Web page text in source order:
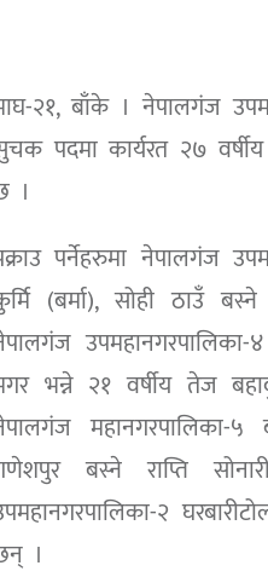
२१, बाँके । नेपालगंज
पदमा कार्यरत २७
।
पर्नेहरुमा नेपालगंज
(बर्मा), सोही ठाउँ
भन्ने २१ वर्षीय तेज
महानगरपालिका-
बस्ने राप्ति
२
।